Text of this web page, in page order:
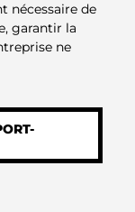
nécessaire de
garantir la
ne